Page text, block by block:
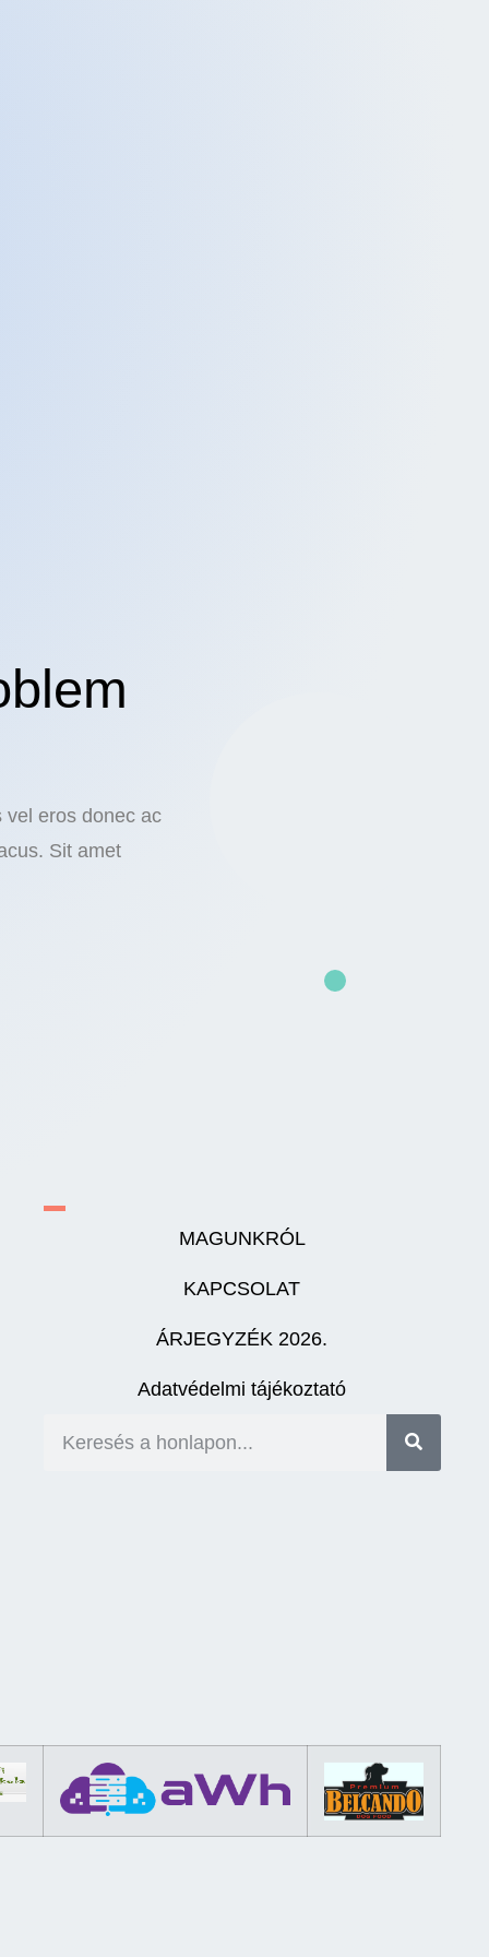
vel eros donec ac
Sit amet
MAGUNKRÓL
KAPCSOLAT
ÁRJEGYZÉK 2026.
Adatvédelmi tájékoztató